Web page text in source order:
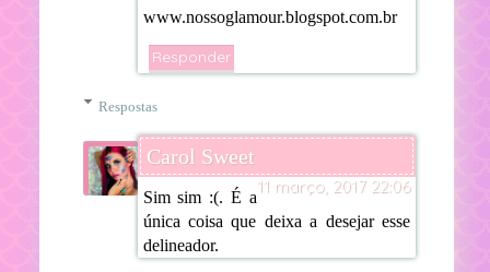
www.nossoglamour.blogspot.com.br
Responder
Respostas
Carol Sweet
11 março, 2017 22:06
Sim sim :(. É a
única coisa que deixa a desejar esse
delineador.